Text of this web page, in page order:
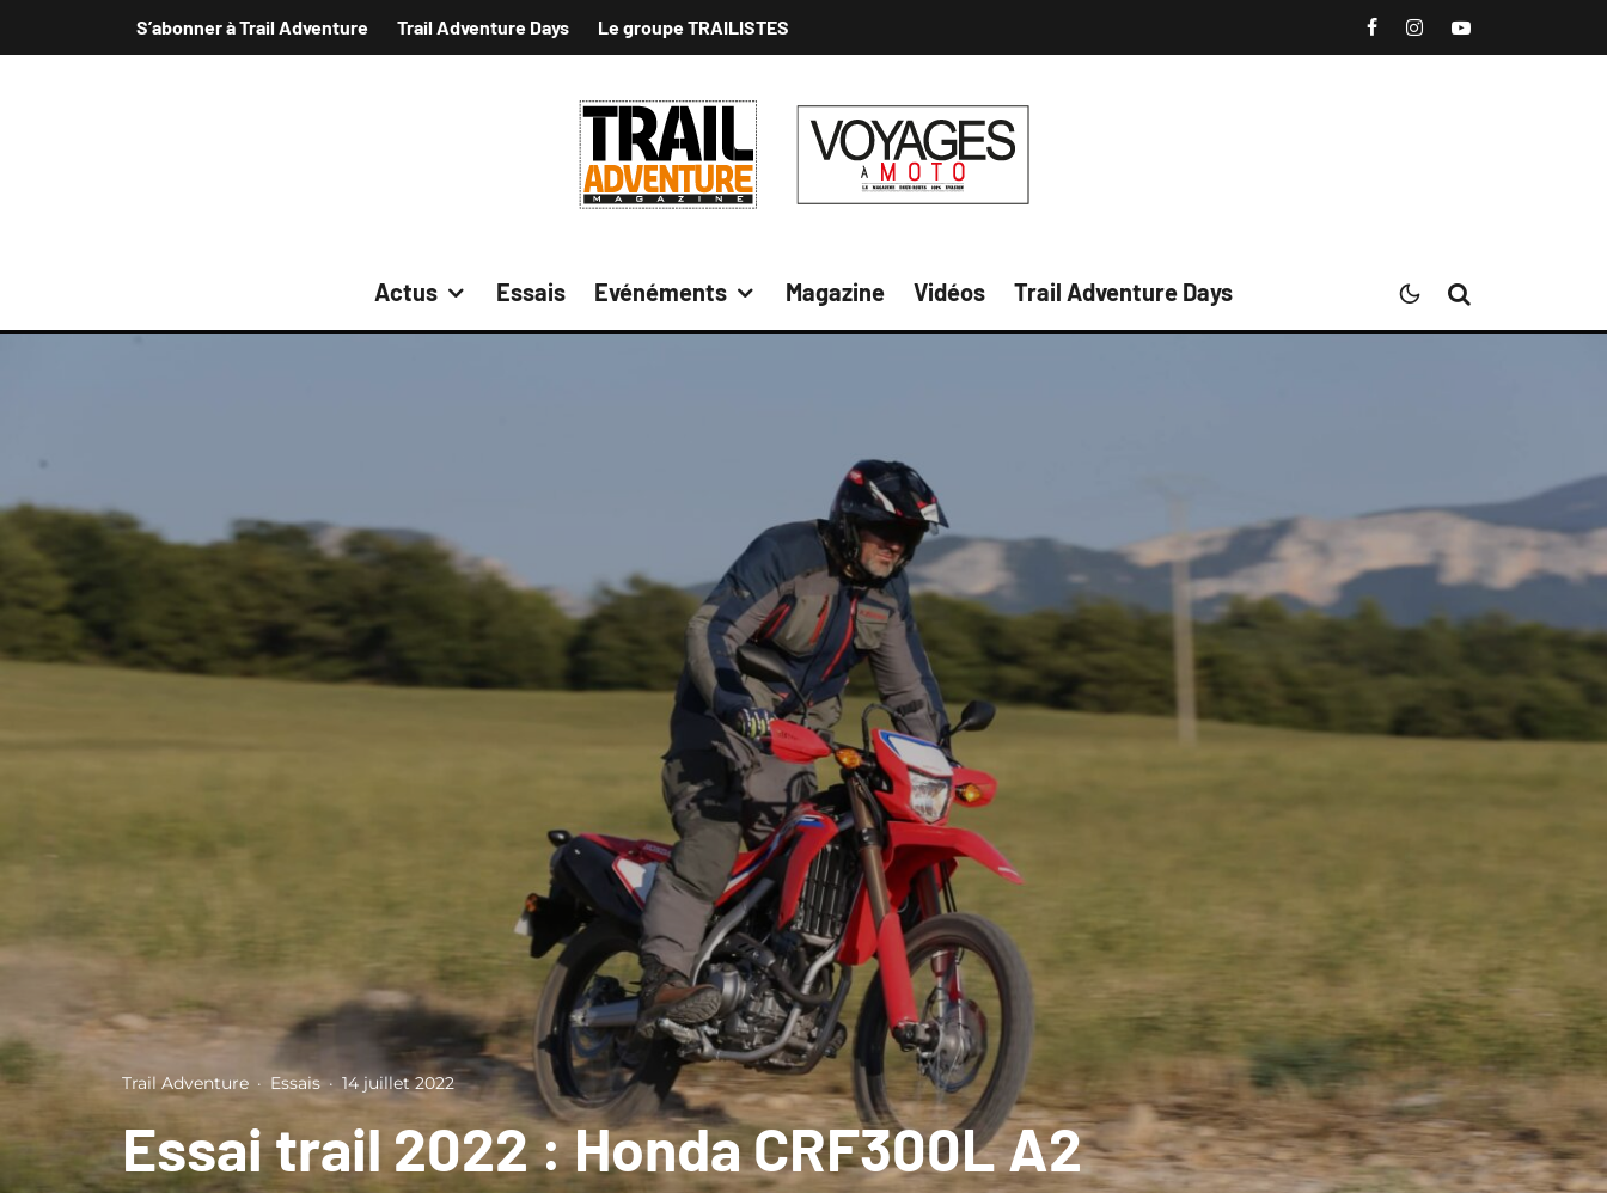
S’abonner à Trail Adventure Trail Adventure Days Le groupe TRAILISTES
Actus Essais Evénéments Magazine Vidéos Trail Adventure Days
Trail Adventure · Essais · 14 juillet 2022
Essai trail 2022 : Honda CRF300L A2